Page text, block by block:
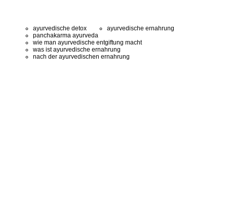
ayurvedische detox
ayurvedische ernahrung
panchakarma ayurveda
wie man ayurvedische entgiftung macht
was ist ayurvedische ernahrung
nach der ayurvedischen ernahrung